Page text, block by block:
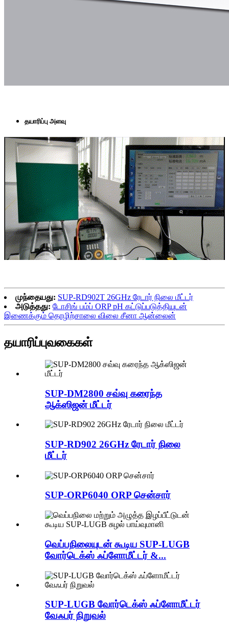
தயாரிப்பு அளவு
முந்தையது: SUP-RD902T 26GHz ரேடார் நிலை மீட்டர்
அடுத்தது: டோசிங் பம்ப் ORP pH கட்டுப்படுத்தியுடன்
இணைக்கும் தொழிற்சாலை விலை சீனா ஆன்லைன்
தயாரிப்புவகைகள்
SUP-DM2800 சவ்வு கரைந்த
ஆக்ஸிஜன் மீட்டர்
SUP-RD902 26GHz ரேடார் நிலை
மீட்டர்
SUP-ORP6040 ORP சென்சார்
வெப்பநிலையுடன் கூடிய SUP-LUGB
வோர்டெக்ஸ் ஃப்ளோமீட்டர் &...
SUP-LUGB வோர்டெக்ஸ் ஃப்ளோமீட்டர்
வேஃபர் நிறுவல்